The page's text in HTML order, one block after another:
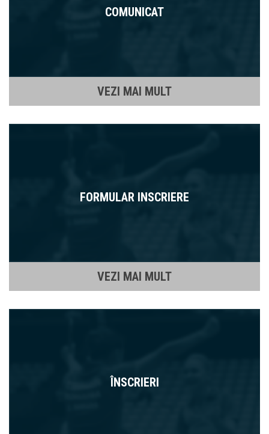
COMUNICAT
VEZI MAI MULT
FORMULAR INSCRIERE
VEZI MAI MULT
ÎNSCRIERI